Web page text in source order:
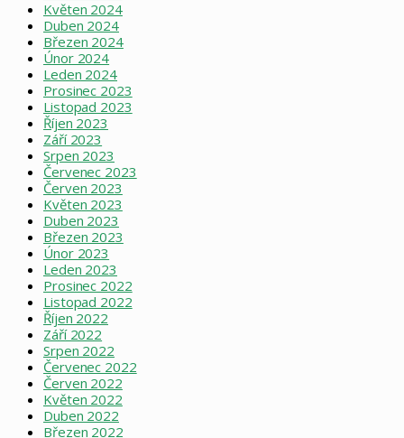
Květen 2024
Duben 2024
Březen 2024
Únor 2024
Leden 2024
Prosinec 2023
Listopad 2023
Říjen 2023
Září 2023
Srpen 2023
Červenec 2023
Červen 2023
Květen 2023
Duben 2023
Březen 2023
Únor 2023
Leden 2023
Prosinec 2022
Listopad 2022
Říjen 2022
Září 2022
Srpen 2022
Červenec 2022
Červen 2022
Květen 2022
Duben 2022
Březen 2022